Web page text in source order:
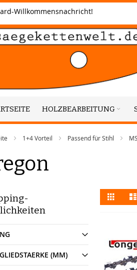
Willkommensnachricht!
HOLZBEARBEITUNG
1+4 Vorteil Passend für Stihl
Anzeigen
als
Liste
(MM)